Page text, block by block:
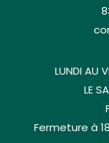
LUNDI AU
LE
Fermeture à